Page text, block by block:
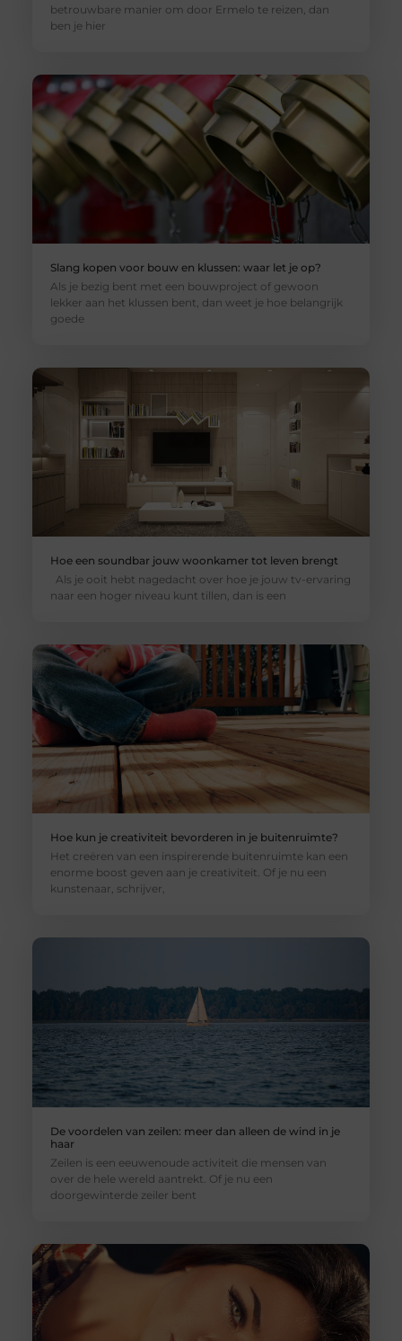
betrouwbare manier om door Ermelo te reizen, dan
ben je hier
Slang kopen voor bouw en klussen: waar let je op?
Als je bezig bent met een bouwproject of gewoon
lekker aan het klussen bent, dan weet je hoe belangrijk
goede
Hoe een soundbar jouw woonkamer tot leven brengt
Als je ooit hebt nagedacht over hoe je jouw tv-ervaring
naar een hoger niveau kunt tillen, dan is een
Hoe kun je creativiteit bevorderen in je buitenruimte?
Het creëren van een inspirerende buitenruimte kan een
enorme boost geven aan je creativiteit. Of je nu een
kunstenaar, schrijver,
De voordelen van zeilen: meer dan alleen de wind in je
haar
Zeilen is een eeuwenoude activiteit die mensen van
over de hele wereld aantrekt. Of je nu een
doorgewinterde zeiler bent